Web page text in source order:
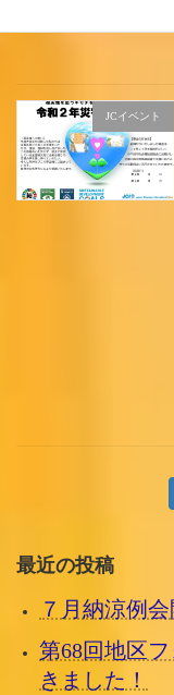
JCイベント
の
ペ
ー
ジ
最近の投稿
７月納涼例
第68回地区
きました！